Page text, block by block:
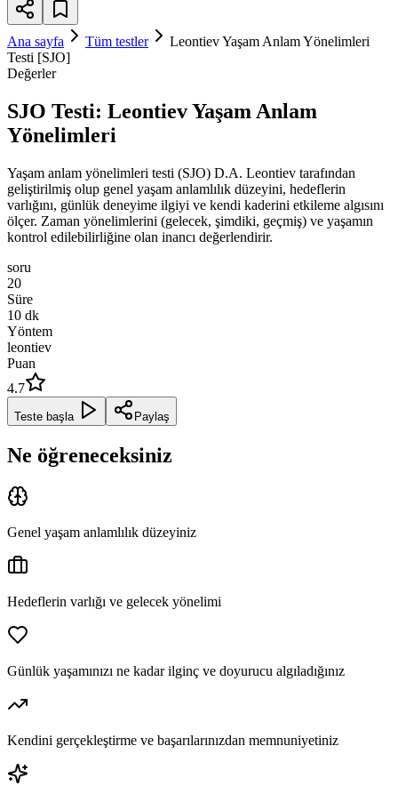
Ana sayfa Tüm testler
Leontiev Yaşam Anlam Yönelimleri
Testi [SJO]
Değerler
SJO Testi: Leontiev Yaşam Anlam
Yönelimleri
Yaşam anlam yönelimleri testi (SJO) D.A. Leontiev tarafından
geliştirilmiş olup genel yaşam anlamlılık düzeyini, hedeflerin
varlığını, günlük deneyime ilgiyi ve kendi kaderini etkileme algısını
ölçer. Zaman yönelimlerini (gelecek, şimdiki, geçmiş) ve yaşamın
kontrol edilebilirliğine olan inancı değerlendirir.
soru
20
Süre
10 dk
Yöntem
leontiev
Puan
4.7
Teste başla Paylaş
Ne öğreneceksiniz
Genel yaşam anlamlılık düzeyiniz
Hedeflerin varlığı ve gelecek yönelimi
Günlük yaşamınızı ne kadar ilginç ve doyurucu algıladığınız
Kendini gerçekleştirme ve başarılarınızdan memnuniyetiniz